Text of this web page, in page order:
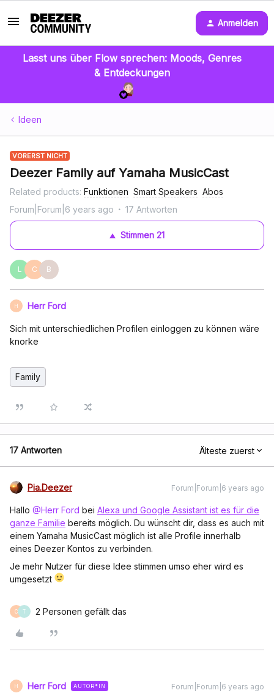
Anmelden
Lasst uns über Flow sprechen: Moods, Genres
& Entdeckungen
Ideen
VORERST NICHT
Deezer Family auf Yamaha MusicCast
Related products: Funktionen Smart Speakers Abos
Forum|Forum|6 years ago
17 Antworten
Stimmen 21
L C B
H Herr Ford
Sich mit unterschiedlichen Profilen einloggen zu können wäre
knorke
Family
17 Antworten Älteste zuerst
Pia.Deezer Forum|Forum|6 years ago
Hallo @Herr Ford bei Alexa und Google Assistant ist es für die
ganze Familie bereits möglich. Du wünscht dir, dass es auch mit
einem Yamaha MusicCast möglich ist alle Profile innerhalb
eines Deezer Kontos zu verbinden.
Je mehr Nutzer für diese Idee stimmen umso eher wird es
umgesetzt
C T 2 Personen gefällt das
H Herr Ford AUTOR*IN Forum|Forum|6 years ago